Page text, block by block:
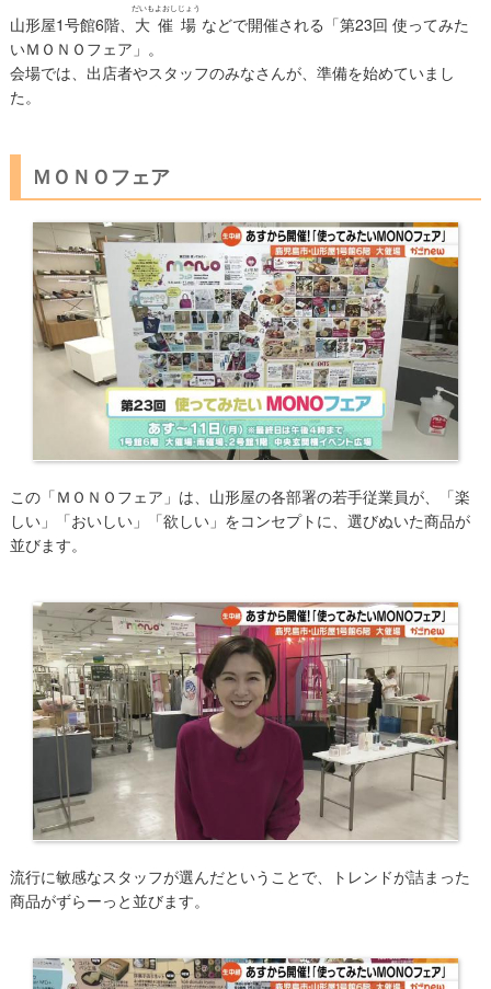
山形屋1号館6階、 大催場
だいもよおしじょう
などで開催される「第23回 使ってみた
いＭＯＮＯフェア」。
会場では、出店者やスタッフのみなさんが、準備を始めていまし
た。
ＭＯＮＯフェア
この「ＭＯＮＯフェア」は、山形屋の各部署の若手従業員が、「楽
しい」「おいしい」「欲しい」をコンセプトに、選びぬいた商品が
並びます。
流行に敏感なスタッフが選んだということで、トレンドが詰まった
商品がずらーっと並びます。